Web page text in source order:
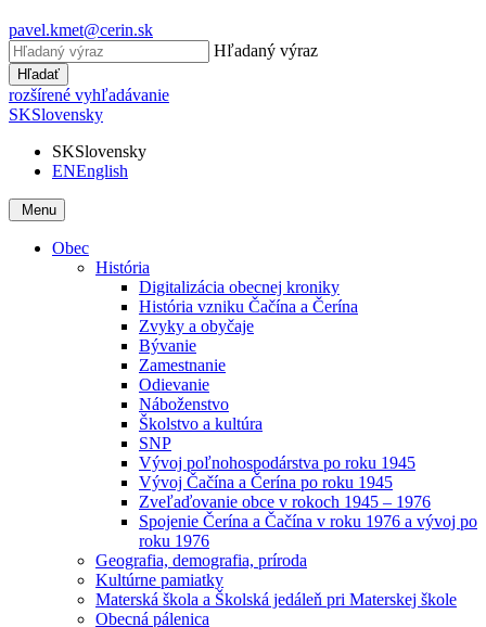
pavel.kmet@cerin.sk
Hľadaný výraz
Hľadať
rozšírené vyhľadávanie
SKSlovensky
SKSlovensky
ENEnglish
Menu
Obec
História
Digitalizácia obecnej kroniky
História vzniku Čačína a Čerína
Zvyky a obyčaje
Bývanie
Zamestnanie
Odievanie
Náboženstvo
Školstvo a kultúra
SNP
Vývoj poľnohospodárstva po roku 1945
Vývoj Čačína a Čerína po roku 1945
Zveľaďovanie obce v rokoch 1945 – 1976
Spojenie Čerína a Čačína v roku 1976 a vývoj po
roku 1976
Geografia, demografia, príroda
Kultúrne pamiatky
Materská škola a Školská jedáleň pri Materskej škole
Obecná pálenica